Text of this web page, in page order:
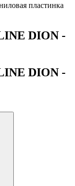
пластинка
DION -
DION -